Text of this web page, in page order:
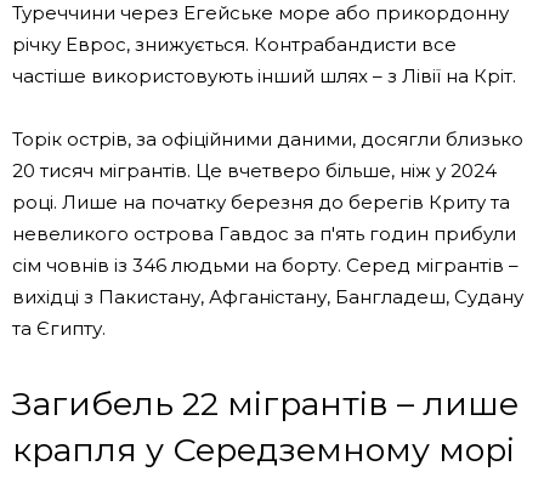
Туреччини через Егейське море або прикордонну
річку Еврос, знижується. Контрабандисти все
частіше використовують інший шлях – з Лівії на Кріт.
Торік острів, за офіційними даними, досягли близько
20 тисяч мігрантів. Це вчетверо більше, ніж у 2024
році. Лише на початку березня до берегів Криту та
невеликого острова Гавдос за п'ять годин прибули
сім човнів із 346 людьми на борту. Серед мігрантів –
вихідці з Пакистану, Афганістану, Бангладеш, Судану
та Єгипту.
Загибель 22 мігрантів – лише
крапля у Середземному морі